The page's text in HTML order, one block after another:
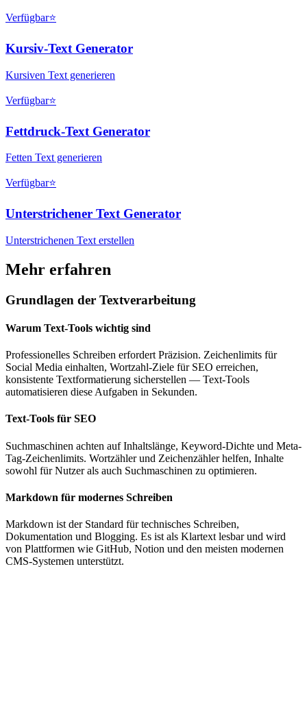
Verfügbar⭐
Kursiv-Text Generator
Kursiven Text generieren
Verfügbar⭐
Fettdruck-Text Generator
Fetten Text generieren
Verfügbar⭐
Unterstrichener Text Generator
Unterstrichenen Text erstellen
Mehr erfahren
Grundlagen der Textverarbeitung
Warum Text-Tools wichtig sind
Professionelles Schreiben erfordert Präzision. Zeichenlimits für
Social Media einhalten, Wortzahl-Ziele für SEO erreichen,
konsistente Textformatierung sicherstellen — Text-Tools
automatisieren diese Aufgaben in Sekunden.
Text-Tools für SEO
Suchmaschinen achten auf Inhaltslänge, Keyword-Dichte und Meta-
Tag-Zeichenlimits. Wortzähler und Zeichenzähler helfen, Inhalte
sowohl für Nutzer als auch Suchmaschinen zu optimieren.
Markdown für modernes Schreiben
Markdown ist der Standard für technisches Schreiben,
Dokumentation und Blogging. Es ist als Klartext lesbar und wird
von Plattformen wie GitHub, Notion und den meisten modernen
CMS-Systemen unterstützt.